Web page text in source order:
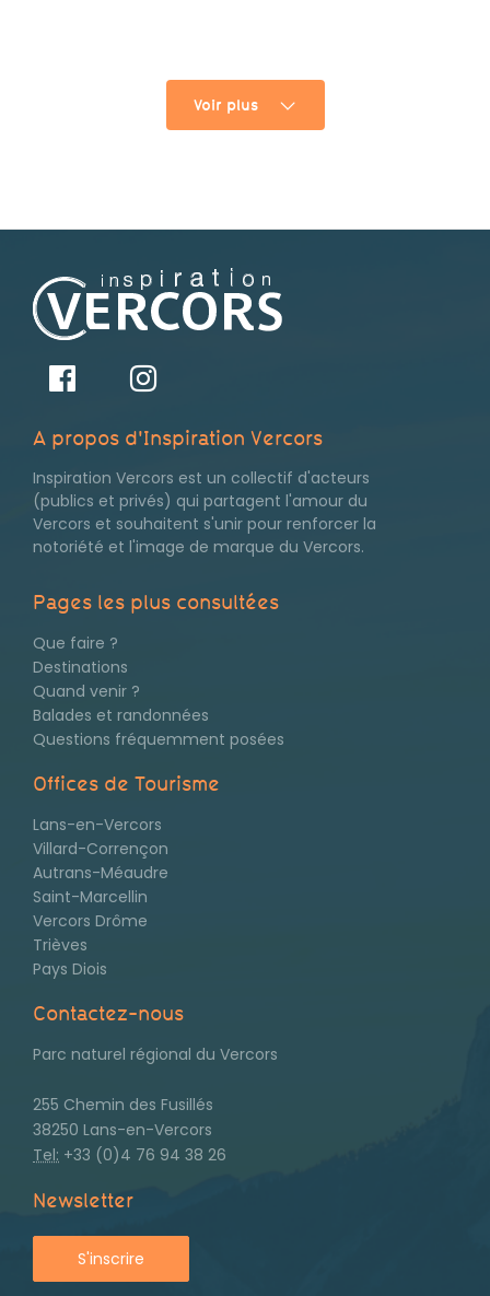
Voir plus
A propos d'Inspiration Vercors
Inspiration Vercors est un collectif d'acteurs
(publics et privés) qui partagent l'amour du
Vercors et souhaitent s'unir pour renforcer la
notoriété et l'image de marque du Vercors.
Pages les plus consultées
Pages
les
plus
consultées
Que faire ?
Destinations
Quand venir ?
Balades et randonnées
Questions fréquemment posées
Offices de Tourisme
Lans-en-Vercors
Villard-Corrençon
Autrans-Méaudre
Saint-Marcellin
Vercors Drôme
Trièves
Pays Diois
Contactez-nous
Parc naturel régional du Vercors
255 Chemin des Fusillés
38250 Lans-en-Vercors
Tel: +33 (0)4 76 94 38 26
Newsletter
S'inscrire